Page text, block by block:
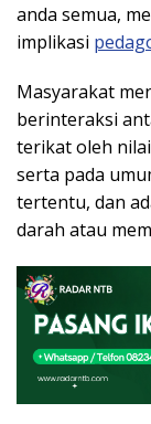
anda semua,
implikasi
Masyarakat
berinteraksi
terikat oleh
serta pada
tertentu, dan
darah atau